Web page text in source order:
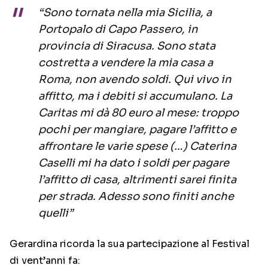
“Sono tornata nella mia Sicilia, a
Portopalo di Capo Passero, in
provincia di Siracusa. Sono stata
costretta a vendere la mia casa a
Roma, non avendo soldi. Qui vivo in
affitto, ma i debiti si accumulano. La
Caritas mi dà 80 euro al mese: troppo
pochi per mangiare, pagare l’affitto e
affrontare le varie spese (…) Caterina
Caselli mi ha dato i soldi per pagare
l’affitto di casa, altrimenti sarei finita
per strada. Adesso sono finiti anche
quelli”
Gerardina ricorda la sua partecipazione al Festival
di vent’anni fa: